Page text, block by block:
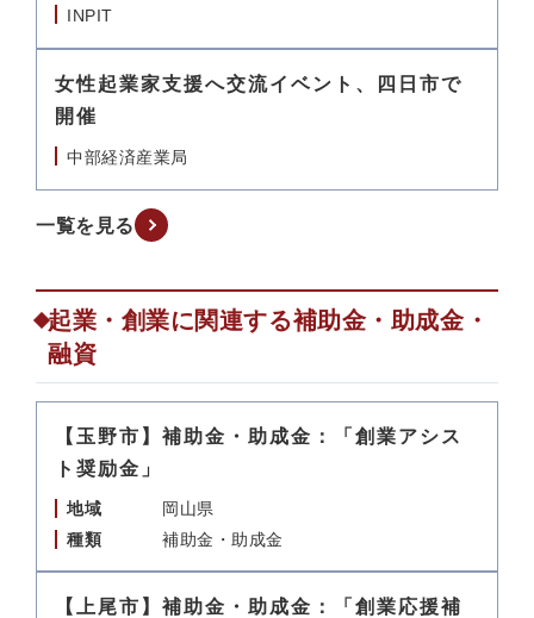
INPIT
女性起業家支援へ交流イベント、四日市で
開催
中部経済産業局
一覧を見る
起業・創業に関連する補助金・助成金・
融資
【玉野市】補助金・助成金：「創業アシス
ト奨励金」
地域
岡山県
種類
補助金・助成金
【上尾市】補助金・助成金：「創業応援補